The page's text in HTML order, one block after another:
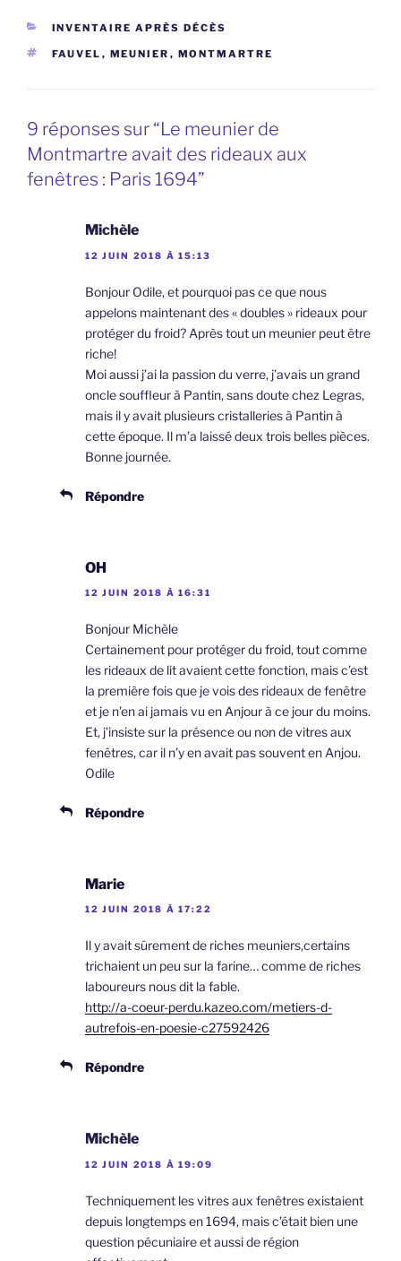
CATÉGORIES
INVENTAIRE APRÈS DÉCÈS
ÉTIQUETTES
FAUVEL , MEUNIER , MONTMARTRE
9 réponses sur “Le meunier de
Montmartre avait des rideaux aux
fenêtres : Paris 1694”
Michèle
12 JUIN 2018 À 15:13
Bonjour Odile, et pourquoi pas ce que nous
appelons maintenant des « doubles » rideaux pour
protéger du froid? Après tout un meunier peut être
riche!
Moi aussi j’ai la passion du verre, j’avais un grand
oncle souffleur à Pantin, sans doute chez Legras,
mais il y avait plusieurs cristalleries à Pantin à
cette époque. Il m’a laissé deux trois belles pièces.
Bonne journée.
Répondre
OH
12 JUIN 2018 À 16:31
Bonjour Michèle
Certainement pour protéger du froid, tout comme
les rideaux de lit avaient cette fonction, mais c’est
la première fois que je vois des rideaux de fenêtre
et je n’en ai jamais vu en Anjour à ce jour du moins.
Et, j’insiste sur la présence ou non de vitres aux
fenêtres, car il n’y en avait pas souvent en Anjou.
Odile
Répondre
Marie
12 JUIN 2018 À 17:22
Il y avait sûrement de riches meuniers,certains
trichaient un peu sur la farine… comme de riches
laboureurs nous dit la fable.
http://a-coeur-perdu.kazeo.com/metiers-d-
autrefois-en-poesie-c27592426
Répondre
Michèle
12 JUIN 2018 À 19:09
Techniquement les vitres aux fenêtres existaient
depuis longtemps en 1694, mais c’était bien une
question pécuniaire et aussi de région